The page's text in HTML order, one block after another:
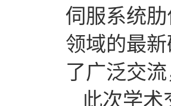
伺服系统
领域的最
了广泛交
此次学